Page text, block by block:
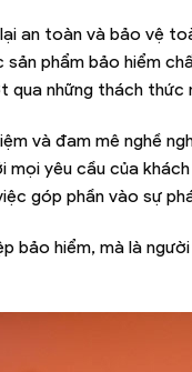
an toàn và bảo vệ
phẩm bảo hiểm
qua những thách
và đam mê nghề
mọi yêu cầu của
góp phần vào sự
bảo hiểm, mà là